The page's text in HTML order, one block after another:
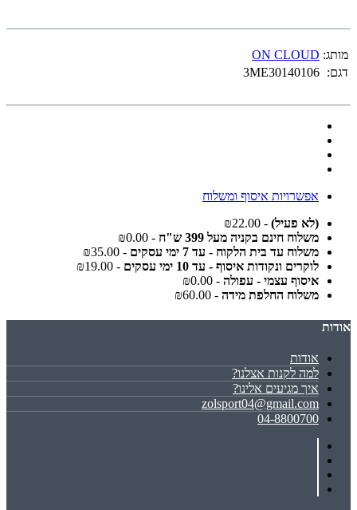
מותג: ON CLOUD
דגם: 3ME30140106
אפשרויות איסוף ומשלוח
(לא פעיל) - ₪22.00
משלוח חינם בקניה מעל 399 ש"ח
- ₪0.00
משלוח עד בית הלקוח - עד 7 ימי עסקים
- ₪35.00
לוקרים ונקודות איסוף - עד 10 ימי עסקים
- ₪19.00
איסוף עצמי - עפולה - ₪0.00
משלוח החלפת מידה - ₪60.00
אודות
אודות
למה לקנות אצלנו?
איך מגיעים אלינו?
zolsport04@gmail.com
04-8800700